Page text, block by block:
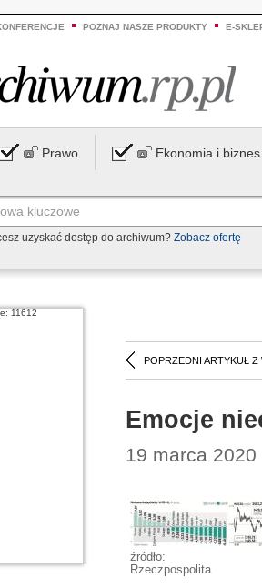
POZNAJ NASZE PRODUKTY E-
Prawo Ekonomia i biznes
uzyskać dostęp do archiwum? Zobacz ofertę
POPRZEDNI ARTYKUŁ Z
Emocje
19 marca
źródło:
Rzeczpospolita